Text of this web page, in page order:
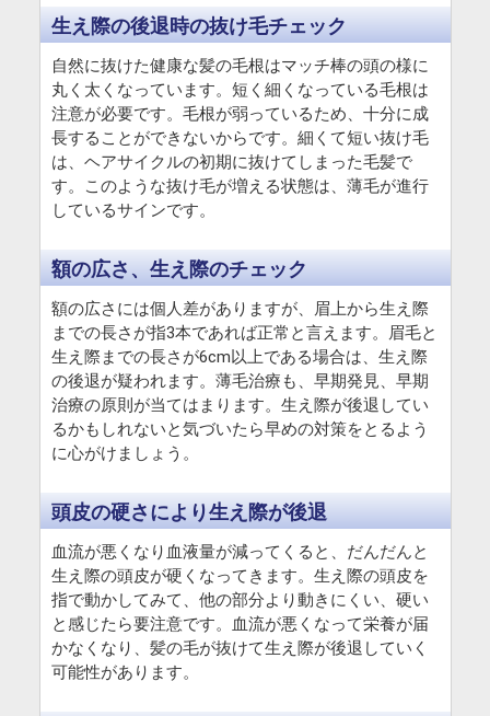
生え際の後退時の抜け毛チェック
自然に抜けた健康な髪の毛根はマッチ棒の頭の様に
丸く太くなっています。短く細くなっている毛根は
注意が必要です。毛根が弱っているため、十分に成
長することができないからです。細くて短い抜け毛
は、ヘアサイクルの初期に抜けてしまった毛髪で
す。このような抜け毛が増える状態は、薄毛が進行
しているサインです。
額の広さ、生え際のチェック
額の広さには個人差がありますが、眉上から生え際
までの長さが指3本であれば正常と言えます。眉毛と
生え際までの長さが6cm以上である場合は、生え際
の後退が疑われます。薄毛治療も、早期発見、早期
治療の原則が当てはまります。生え際が後退してい
るかもしれないと気づいたら早めの対策をとるよう
に心がけましょう。
頭皮の硬さにより生え際が後退
血流が悪くなり血液量が減ってくると、だんだんと
生え際の頭皮が硬くなってきます。生え際の頭皮を
指で動かしてみて、他の部分より動きにくい、硬い
と感じたら要注意です。血流が悪くなって栄養が届
かなくなり、髪の毛が抜けて生え際が後退していく
可能性があります。